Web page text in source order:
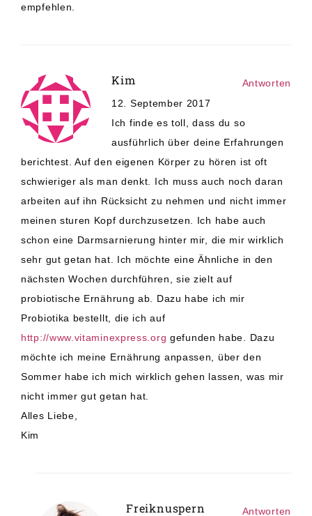
empfehlen.
Kim
12. September 2017
Ich finde es toll, dass du so
ausführlich über deine Erfahrungen
berichtest. Auf den eigenen Körper zu hören ist oft
schwieriger als man denkt. Ich muss auch noch daran
arbeiten auf ihn Rücksicht zu nehmen und nicht immer
meinen sturen Kopf durchzusetzen. Ich habe auch
schon eine Darmsarnierung hinter mir, die mir wirklich
sehr gut getan hat. Ich möchte eine Ähnliche in den
nächsten Wochen durchführen, sie zielt auf
probiotische Ernährung ab. Dazu habe ich mir
Probiotika bestellt, die ich auf
http://www.vitaminexpress.org gefunden habe. Dazu
möchte ich meine Ernährung anpassen, über den
Sommer habe ich mich wirklich gehen lassen, was mir
nicht immer gut getan hat.
Alles Liebe,
Kim
Antworten
Freiknuspern Antworten